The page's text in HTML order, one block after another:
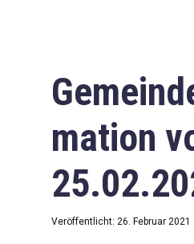
Downloads
Impressum
Datenschutzerklärung
mation
Veröffentlicht: 26. Februar 2021